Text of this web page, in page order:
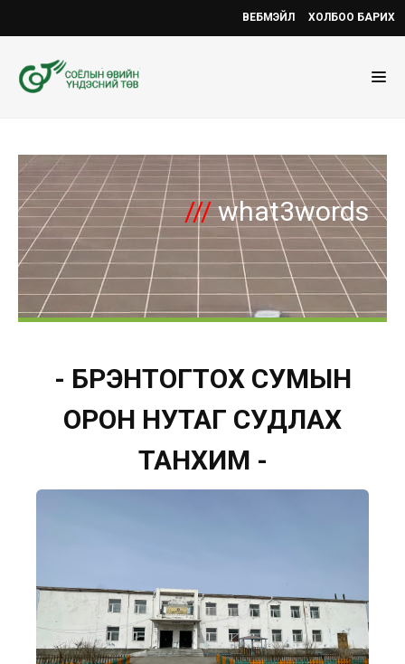
ВЕБМЭЙЛ ХОЛБОО БАРИХ
///what3words
- БҮРЭНТОГТОХ СУМЫН
ОРОН НУТАГ СУДЛАХ
ТАНХИМ -